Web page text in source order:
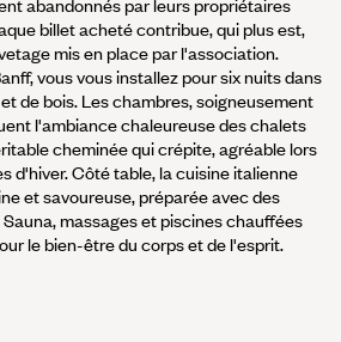
billet acheté contribue, qui plus est,
mis en place par l'association.
vous vous installez pour six nuits dans
de bois. Les chambres, soigneusement
l'ambiance chaleureuse des chalets
cheminée qui crépite, agréable lors
d'hiver. Côté table, la cuisine italienne
et savoureuse, préparée avec des
massages et piscines chauffées
le bien-être du corps et de l'esprit.